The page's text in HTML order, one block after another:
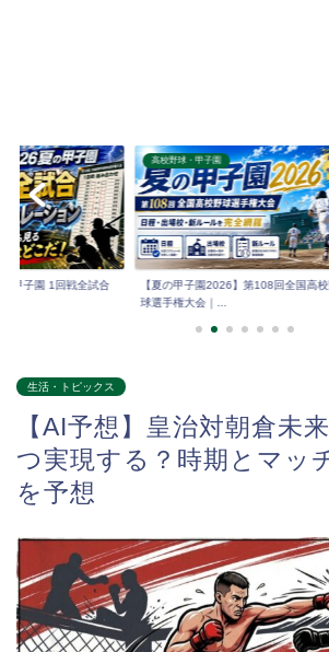
甲子園 1回戦全試合
高校野球・甲子園
【夏の甲子園2026】第108回全国高
球選手権大会｜...
生活・トピックス
【AI予想】皇治対朝倉未
つ実現する？時期とマッ
を予想